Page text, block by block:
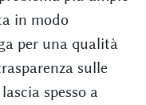
in modo
per una qualità
sulle
spesso a